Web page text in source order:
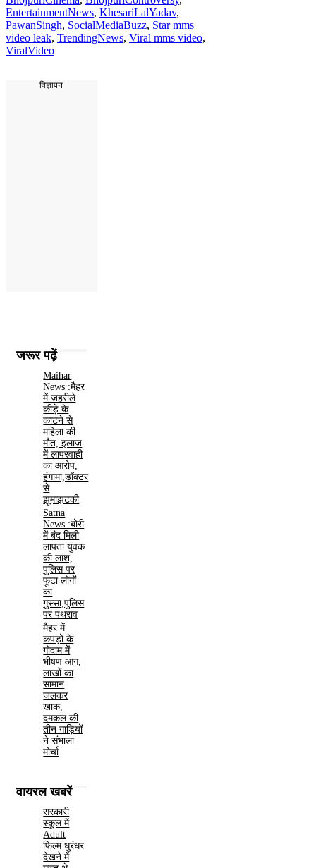
EntertainmentNews, KhesariLalYadav,
PawanSingh, SocialMediaBuzz, Star mms
video leak, TrendingNews, Viral mms video,
ViralVideo
विज्ञापन
जरूर पढ़ें
Maihar
News :मैहर
में जहरीले
कीड़े के
काटने से
महिला की
मौत, इलाज
में लापरवाही
का आरोप,
हंगामा,डॉक्टर
से
झूमाझटकी
Satna
News :बोरी
में बंद मिली
लापता युवक
की लाश,
पुलिस पर
फूटा लोगों
का
गुस्सा,पुलिस
पर पथराव
मैहर में
कपड़ों के
गोदाम में
भीषण आग,
लाखों का
सामान
जलकर
खाक,
दमकल की
तीन गाड़ियों
ने संभाला
मोर्चा
वायरल खबरें
सरकारी
स्कूल में
Adult
फिल्म धुरंधर
देखने में